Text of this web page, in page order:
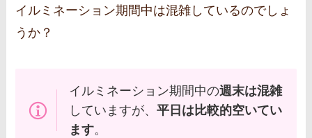
イルミネーション期間中は混雑しているのでしょ
うか？
イルミネーション期間中の週末は混雑
していますが、 平日は比較的空いてい
ます。